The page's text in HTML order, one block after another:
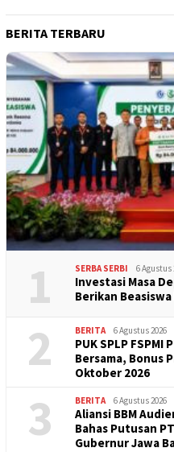
BERITA TERBARU
1 SERBA SERBI 6 Agustus
Investasi Masa
Berikan
2 BERITA 6 Agustus 2026
PUK SPLP
Bersama, Bonus
Oktober 2026
3 BERITA 6 Agustus 2026
Aliansi BBM
Bahas Putusan
Gubernur Jawa